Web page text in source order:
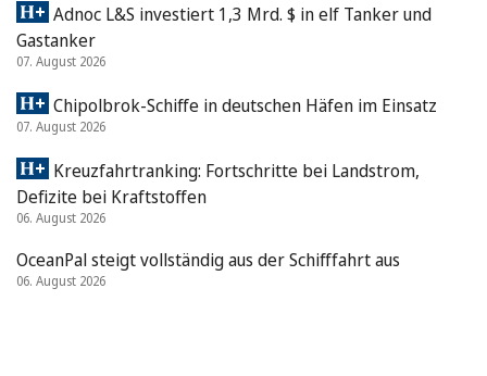
Adnoc L&S investiert 1,3 Mrd. $ in elf Tanker und
Gastanker
07. August 2026
Chipolbrok-Schiffe in deutschen Häfen im Einsatz
07. August 2026
Kreuzfahrtranking: Fortschritte bei Landstrom,
Defizite bei Kraftstoffen
06. August 2026
OceanPal steigt vollständig aus der Schifffahrt aus
06. August 2026